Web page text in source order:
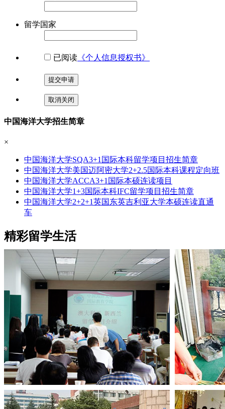
留学国家
已阅读 《个人信息授权书》
提交申请
取消关闭
中国海洋大学招生简章
×
中国海洋大学SQA3+1国际本科留学项目招生简章
中国海洋大学美国迈阿密大学2+2.5国际本科课程定向班
中国海洋大学ACCA3+1国际本硕连读项目
中国海洋大学1+3国际本科IFC留学项目招生简章
中国海洋大学2+2+1英国东英吉利亚大学本硕连读直通
车
精彩留学生活